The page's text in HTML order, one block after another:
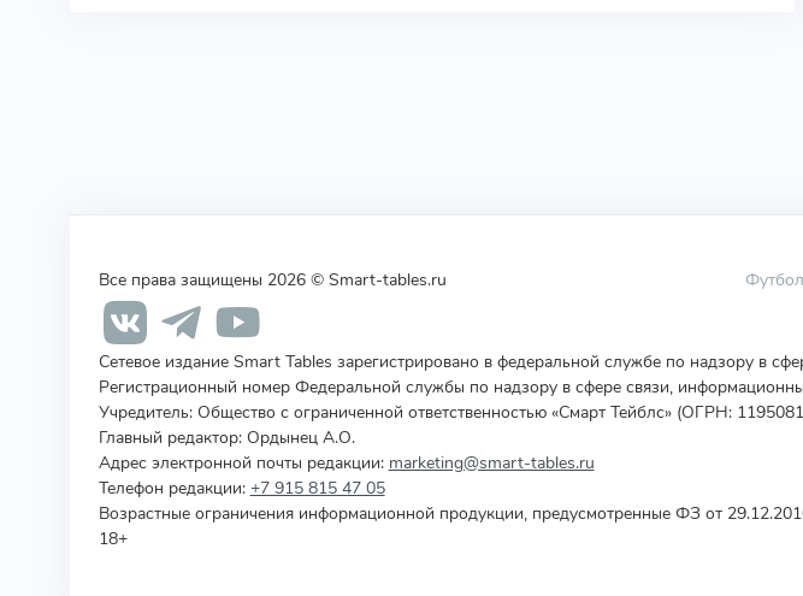
Все права защищены 2026 © Smart-tables.ru
Сетевое издание Smart Tables зарегистрировано в федеральной службе по надзору в
Регистрационный номер Федеральной службы по надзору в сфере связи,
Учредитель: Общество с ограниченной ответственностью «Смарт Тейблс» (ОГРН:
Главный редактор: Ордынец А.О.
Адрес электронной почты редакции: marketing@smart-tables.ru
Телефон редакции: +7 915 815 47 05
Возрастные ограничения информационной продукции, предусмотренные ФЗ от
18+